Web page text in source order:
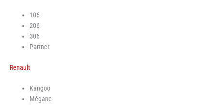
106
206
306
Partner
Renault
Kangoo
Mégane